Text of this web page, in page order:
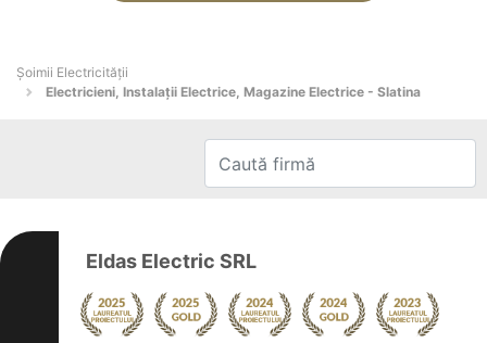
Șoimii Electricității
Electricieni, Instalații Electrice, Magazine Electrice - Slatina
Eldas Electric SRL